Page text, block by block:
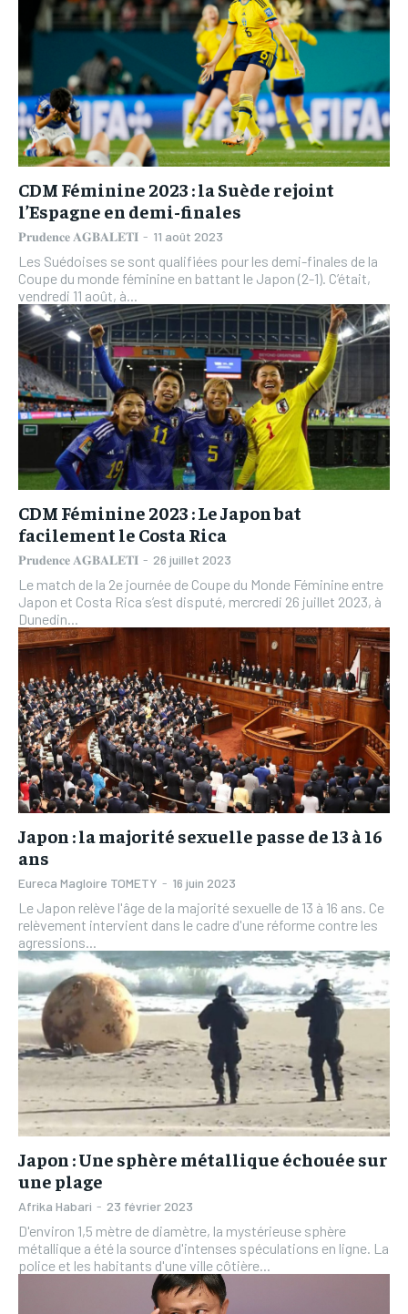
CDM Féminine 2023 : la Suède rejoint
l’Espagne en demi-finales
𝐏𝐫𝐮𝐝𝐞𝐧𝐜𝐞 𝐀𝐆𝐁𝐀𝐋𝐄𝐓𝐈 - 11 août 2023
Les Suédoises se sont qualifiées pour les demi-finales de la
Coupe du monde féminine en battant le Japon (2-1). C’était,
vendredi 11 août, à...
CDM Féminine 2023 : Le Japon bat
facilement le Costa Rica
𝐏𝐫𝐮𝐝𝐞𝐧𝐜𝐞 𝐀𝐆𝐁𝐀𝐋𝐄𝐓𝐈 - 26 juillet 2023
Le match de la 2e journée de Coupe du Monde Féminine entre
Japon et Costa Rica s’est disputé, mercredi 26 juillet 2023, à
Dunedin...
Japon : la majorité sexuelle passe de 13 à 16
ans
Eureca Magloire TOMETY - 16 juin 2023
Le Japon relève l'âge de la majorité sexuelle de 13 à 16 ans. Ce
relèvement intervient dans le cadre d'une réforme contre les
agressions...
Japon : Une sphère métallique échouée sur
une plage
Afrika Habari - 23 février 2023
D'environ 1,5 mètre de diamètre, la mystérieuse sphère
métallique a été la source d'intenses spéculations en ligne. La
police et les habitants d'une ville côtière...